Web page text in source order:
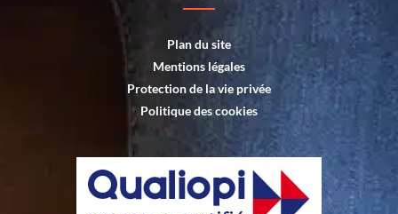
Plan du site
Mentions légales
Protection de la vie privée
Politique des cookies